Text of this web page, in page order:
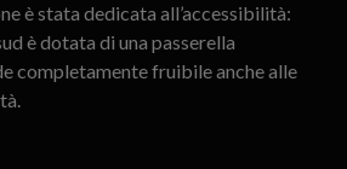
è stata dedicata all’accessibilità:
è dotata di una passerella
completamente fruibile anche alle